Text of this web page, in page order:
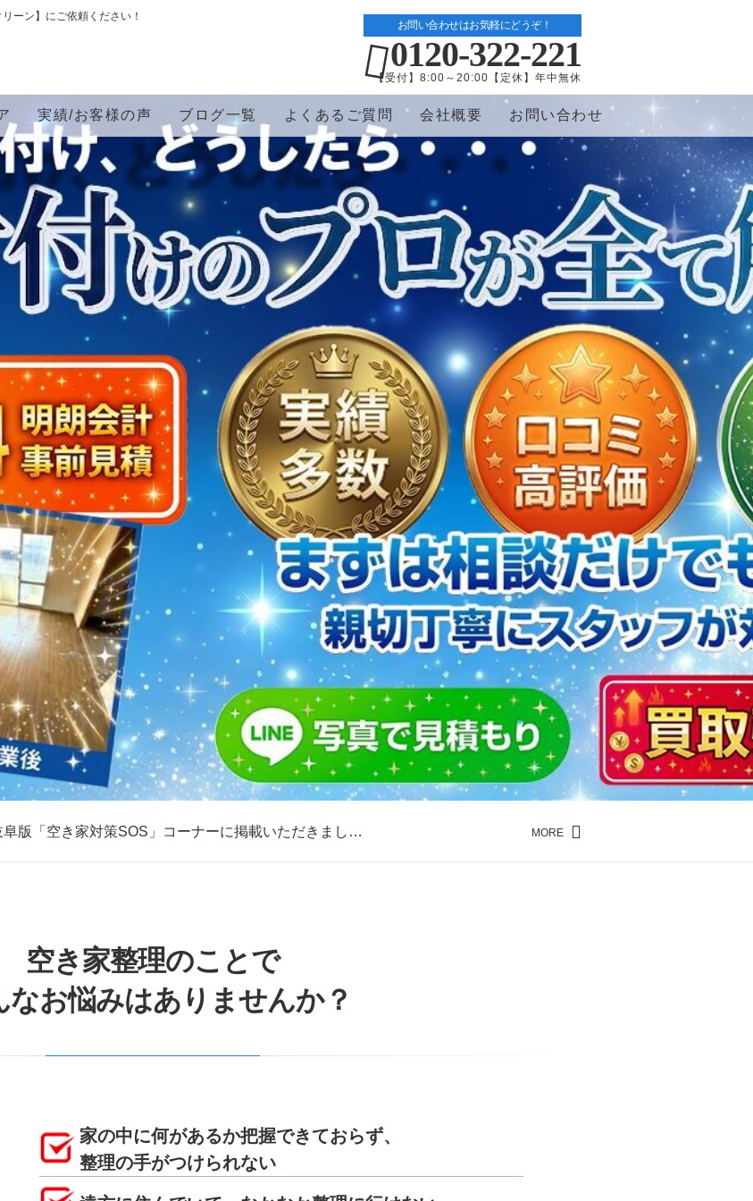
ーン】にご依頼ください！
お問い合わせはお気軽にどうぞ！
0120-322-221
【受付】8:00～20:00【定休】年中無休
実績/お客様の声 ブログ一覧 よくあるご質問 会社概要 お問い合わせ
けのアイワクリーン
阜版「空き家対策SOS」コーナーに掲載いただきまし…
けのアイワクリーン
MORE
空き家整理のことで
なお悩みはありませんか？
家の中に何があるか把握できておらず、
整理の手がつけられない